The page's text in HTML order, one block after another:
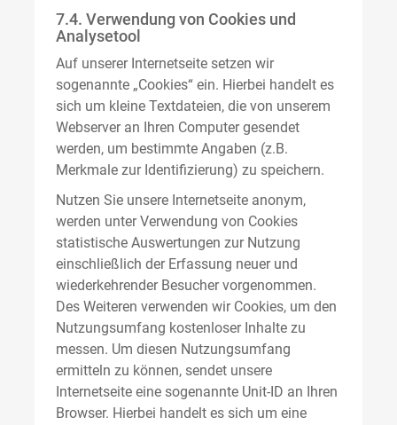
7.4. Verwendung von Cookies und
Analysetool
Auf unserer Internetseite setzen wir
sogenannte „Cookies“ ein. Hierbei handelt es
sich um kleine Textdateien, die von unserem
Webserver an Ihren Computer gesendet
werden, um bestimmte Angaben (z.B.
Merkmale zur Identifizierung) zu speichern.
Nutzen Sie unsere Internetseite anonym,
werden unter Verwendung von Cookies
statistische Auswertungen zur Nutzung
einschließlich der Erfassung neuer und
wiederkehrender Besucher vorgenommen.
Des Weiteren verwenden wir Cookies, um den
Nutzungsumfang kostenloser Inhalte zu
messen. Um diesen Nutzungsumfang
ermitteln zu können, sendet unsere
Internetseite eine sogenannte Unit-ID an Ihren
Browser. Hierbei handelt es sich um eine